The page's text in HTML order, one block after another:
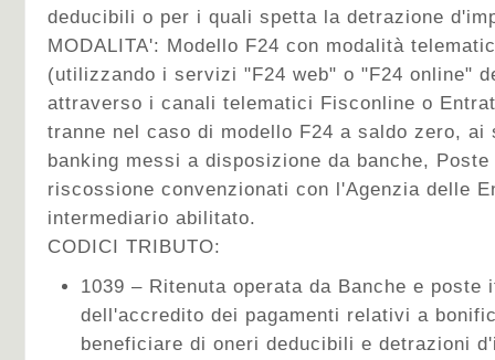
deducibili o per i quali spetta la detrazione
MODALITA': Modello F24 con modalità
(utilizzando i servizi "F24 web" o "F24 online"
attraverso i canali telematici Fisconline o
tranne nel caso di modello F24 a saldo zero,
banking messi a disposizione da banche,
riscossione convenzionati con l'Agenzia delle
intermediario abilitato.
CODICI TRIBUTO:
1039 – Ritenuta operata da Banche e poste
dell'accredito dei pagamenti relativi a
beneficiare di oneri deducibili e detrazioni